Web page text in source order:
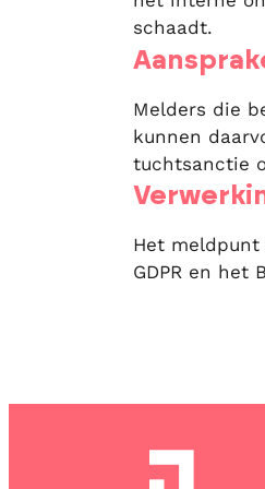
schaadt.
Melders die
kunnen
tuchtsanctie
Het meldpunt
GDPR en het